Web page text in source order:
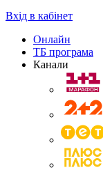
Вхід в кабінет
Онлайн
ТБ програма
Канали